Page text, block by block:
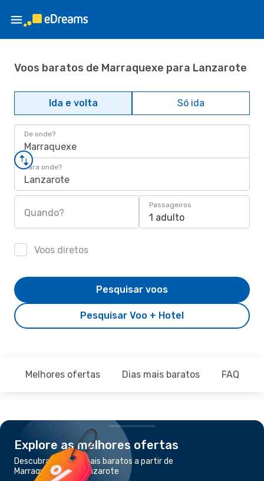
Voos baratos de Marraquexe para Lanzarote
Ida e volta Só ida
De onde?
Marraquexe
Para onde?
Lanzarote
Quando?
Passageiros
1 adulto
Voos diretos
Pesquisar Voo + Hotel
Pesquisar voos
Melhores ofertas Dias mais baratos FAQ
Explore as melhores ofertas
Descubra os voos mais baratos a partir de
Marraquexe para Lanzarote